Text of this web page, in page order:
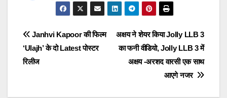
Post
navigation
अक्षय ने शेयर किया Jolly LLB 3
का फनी वीडियो, Jolly LLB 3 में
अक्षय -अरशद वारसी एक साथ
आएगे नजर
Janhvi Kapoor की फिल्म
‘Ulajh’ के दो Latest पोस्टर
रिलीज